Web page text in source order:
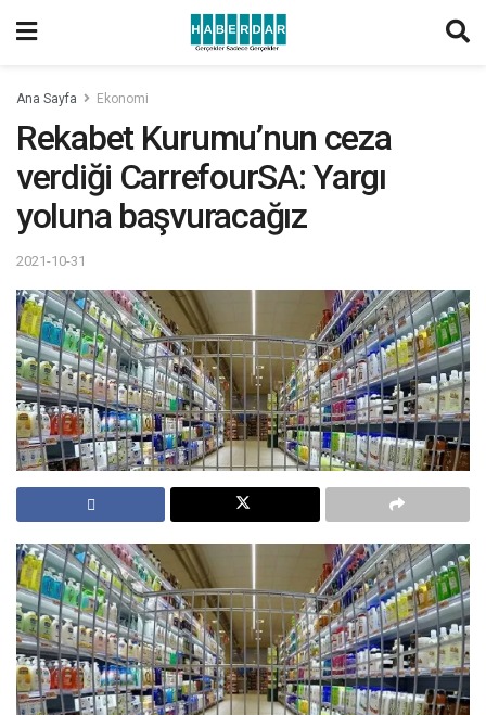
Ana Sayfa Ekonomi
Rekabet Kurumu’nun ceza
verdiği CarrefourSA: Yargı
yoluna başvuracağız
2021-10-31